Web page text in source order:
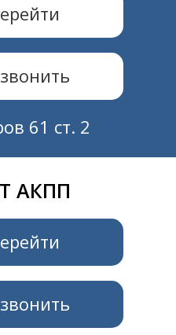
61 ст. 2
АКПП